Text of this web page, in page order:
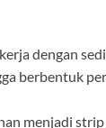
dengan
berbentuk
menjadi